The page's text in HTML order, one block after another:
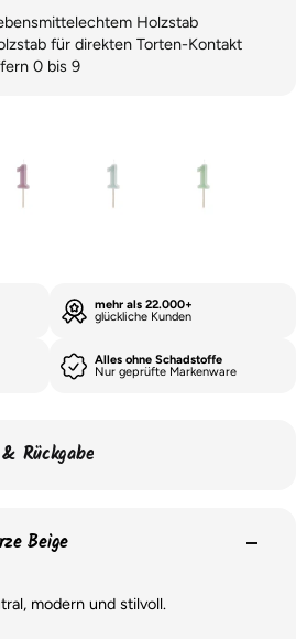
Holzstab
für direkten Torten-Kontakt
0 bis 9
mehr als 22.000+
glückliche Kunden
Alles ohne Schadstoffe
Nur geprüfte Markenware
Rückgabe
Beige
modern und stilvoll.